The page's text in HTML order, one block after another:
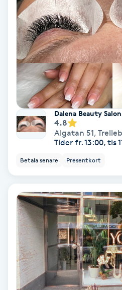
Diamantslipning
Enzympeeling
Extensions
Extensions borttagning
Eyeliner-tatuering
Faceliftmassage
Fet hårbotten
Fettreducering
Dalena Beauty Salon
4.8
Algatan 51,
Tider fr. 13:00, tis
Betala senare Presentkort